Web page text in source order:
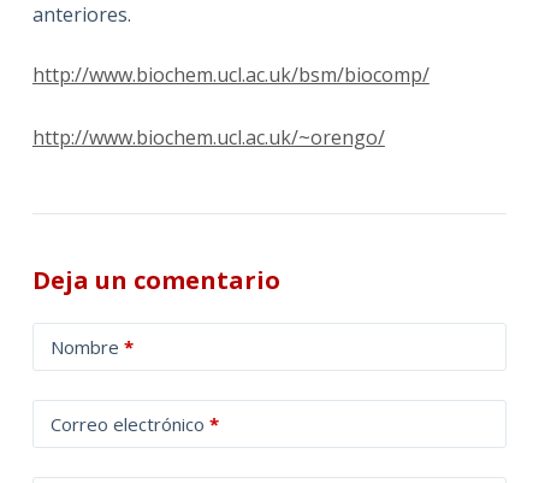
anteriores.
http://www.biochem.ucl.ac.uk/bsm/biocomp/
http://www.biochem.ucl.ac.uk/~orengo/
Deja un comentario
Nombre *
Correo electrónico *
l
t